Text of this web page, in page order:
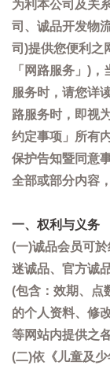
为利本公司及关
司、诚品开发物
司)提供您便利之
「网路服务」)
服务时，请您详
路服务时，即视
约定事项」所有
保护告知暨同意
全部或部分内容
一、权利与义务
(一)诚品会员可
迷诚品、官方诚
(包含：效期、点
的个人资料、修
等网站内提供之
(二)依《儿童及